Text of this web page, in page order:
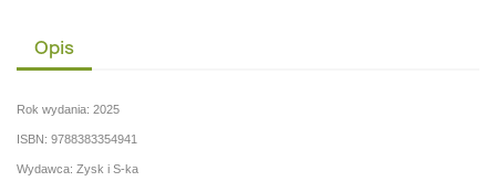
Opis
Rok wydania: 2025
ISBN: 9788383354941
Wydawca: Zysk i S-ka